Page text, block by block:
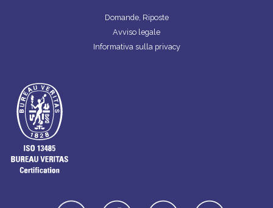
Domande, Riposte
Avviso legale
Informativa sulla privacy
linkedin facebook youtube
instagra